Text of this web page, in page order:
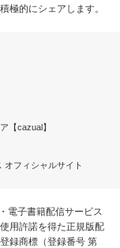
極的にシェアします。
【cazual】
オフィシャルサイト
電子書籍配信サービス
用許諾を得た正規版配
録商標（登録番号 第